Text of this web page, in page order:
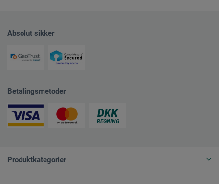
Absolut sikker
Betalingsmetoder
Produktkategorier